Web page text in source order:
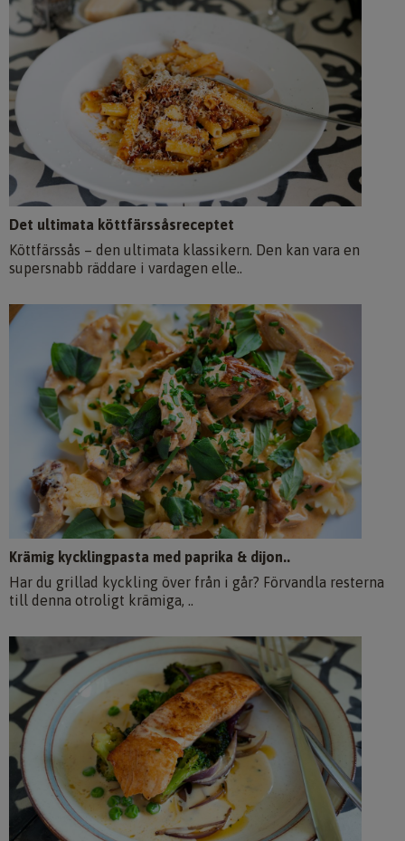
Det ultimata köttfärssåsreceptet
Köttfärssås – den ultimata klassikern. Den kan vara en
supersnabb räddare i vardagen elle..
Krämig kycklingpasta med paprika & dijon..
Har du grillad kyckling över från i går? Förvandla resterna
till denna otroligt krämiga, ..